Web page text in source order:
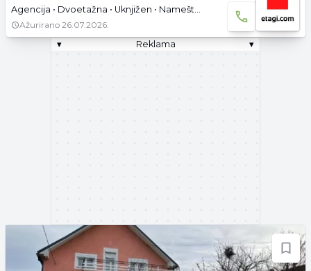
Agencija • Dvoetažna • Uknjižen • Namešteno
Ažurirano 26.07.2026.
▾
Reklama ▾